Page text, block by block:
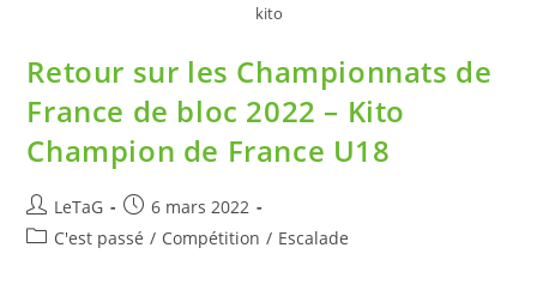
kito
Retour sur les Championnats de
France de bloc 2022 – Kito
Champion de France U18
LeTaG
6 mars 2022
C'est passé / Compétition / Escalade